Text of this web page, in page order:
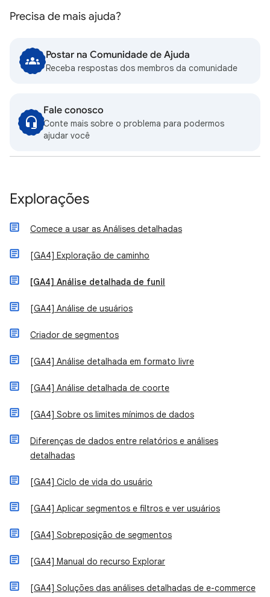
Precisa de mais ajuda?
Postar na Comunidade de Ajuda
Receba respostas dos membros da comunidade
Fale conosco
Conte mais sobre o problema para podermos
ajudar você
Explorações
Comece a usar as Análises detalhadas
[GA4] Exploração de caminho
[GA4] Análise detalhada de funil
[GA4] Análise de usuários
Criador de segmentos
[GA4] Análise detalhada em formato livre
[GA4] Análise detalhada de coorte
[GA4] Sobre os limites mínimos de dados
Diferenças de dados entre relatórios e análises
detalhadas
[GA4] Ciclo de vida do usuário
[GA4] Aplicar segmentos e filtros e ver usuários
[GA4] Sobreposição de segmentos
[GA4] Manual do recurso Explorar
[GA4] Soluções das análises detalhadas de e-commerce